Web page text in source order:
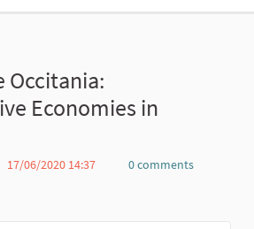
Occitania:
Economies in
17/06/2020 14:37
0 comments